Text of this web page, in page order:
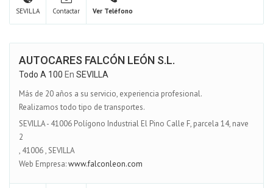
SEVILLA Contactar Ver Teléfono
AUTOCARES FALCÓN LEÓN S.L.
Todo A 100 En SEVILLA
Más de 20 años a su servicio, experiencia profesional.
Realizamos todo tipo de transportes.
SEVILLA - 41006 Polígono Industrial El Pino Calle F, parcela 14, nave
2
, 41006,SEVILLA
Web Empresa:www.falconleon.com